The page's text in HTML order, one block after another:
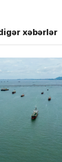
xəbərlər